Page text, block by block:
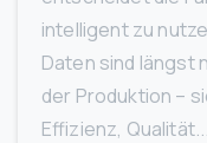
intelligent zu
Daten sind längst
der Produktion –
Effizienz, Qualität...